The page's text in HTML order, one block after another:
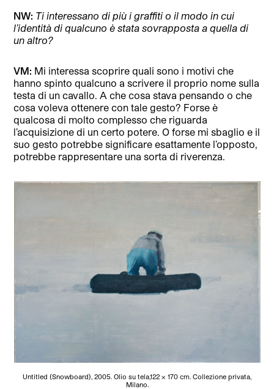
NW: Ti interessano di più i graffiti o il modo in cui
l’identità di qualcuno è stata sovrapposta a quella di
un altro?
VM: Mi interessa scoprire quali sono i motivi che
hanno spinto qualcuno a scrivere il proprio nome sulla
testa di un cavallo. A che cosa stava pensando o che
cosa voleva ottenere con tale gesto? Forse è
qualcosa di molto complesso che riguarda
l’acquisizione di un certo potere. O forse mi sbaglio e il
suo gesto potrebbe significare esattamente l’opposto,
potrebbe rappresentare una sorta di riverenza.
Untitled (Snowboard), 2005. Olio su tela,122 x 170 cm. Collezione privata,
Milano.